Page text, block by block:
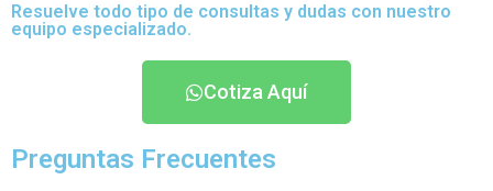
Resuelve todo tipo de consultas y dudas con nuestro
equipo especializado.
Cotiza Aquí
Preguntas Frecuentes